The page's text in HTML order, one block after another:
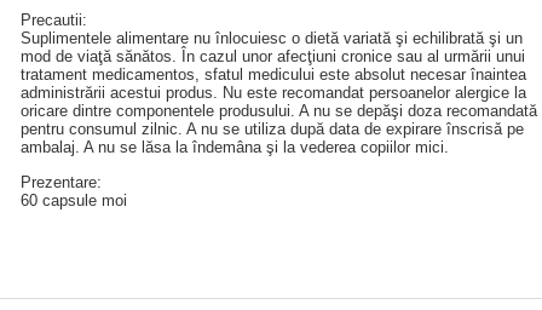
Precautii:
Suplimentele alimentare nu înlocuiesc o dietă variată şi echilibrată şi un
mod de viaţă sănătos. În cazul unor afecţiuni cronice sau al urmării unui
tratament medicamentos, sfatul medicului este absolut necesar înaintea
administrării acestui produs. Nu este recomandat persoanelor alergice la
oricare dintre componentele produsului. A nu se depăşi doza recomandată
pentru consumul zilnic. A nu se utiliza după data de expirare înscrisǎ pe
ambalaj. A nu se lăsa la îndemâna şi la vederea copiilor mici.
Prezentare:
60 capsule moi